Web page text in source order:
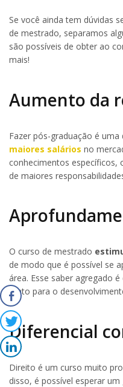
Se você ainda tem dúvidas
de mestrado, separamos
são possíveis de obter ao
mais!
Aumento da
Fazer pós-graduação é uma
maiores salários no
conhecimentos específicos,
de maiores
O curso de mestrado
de modo que é possível se
área. Esse saber agregado
tanto para o
Diferencial
Direito é um curso muito
disso, é possível esperar